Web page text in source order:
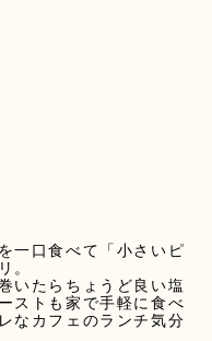
一口食べて「小さいピ
。
いたらちょうど良い塩
ストも家で手軽に食べ
なカフェのランチ気分